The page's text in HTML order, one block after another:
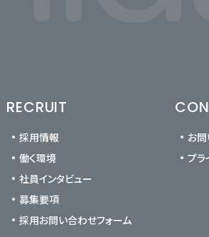
RECRUIT
採用情報
働く環境
社員インタビュー
募集要項
採用お問い合わせフォーム
お
プラ